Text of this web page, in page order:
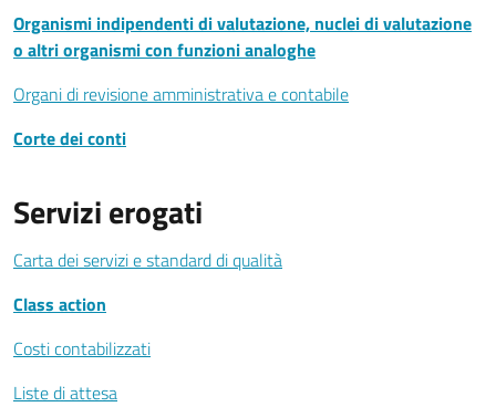
Organismi indipendenti di valutazione, nuclei di valutazione
o altri organismi con funzioni analoghe
Organi di revisione amministrativa e contabile
Corte dei conti
Servizi erogati
Carta dei servizi e standard di qualità
Class action
Costi contabilizzati
Liste di attesa